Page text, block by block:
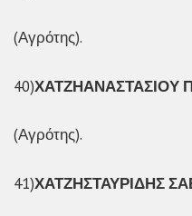
(Αγρότης).
40)ΧΑΤΖΗΑΝΑΣΤΑΣΙΟΥ
(Αγρότης).
41)ΧΑΤΖΗΣΤΑΥΡΙΔΗΣ